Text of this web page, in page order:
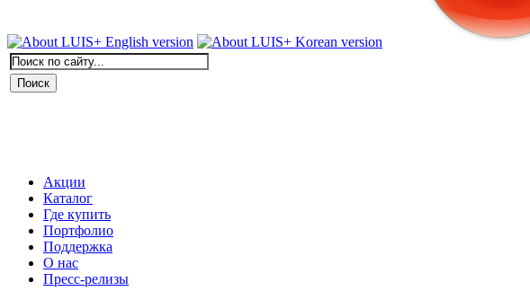
Акции
Каталог
Где купить
Портфолио
Поддержка
О нас
Пресс-релизы